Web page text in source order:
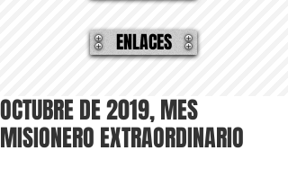
ENLACES
OCTUBRE DE 2019, MES
MISIONERO EXTRAORDINARIO